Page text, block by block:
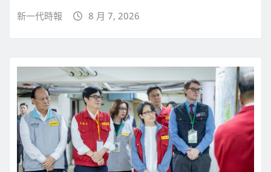
新一代時報 8 月 7, 2026